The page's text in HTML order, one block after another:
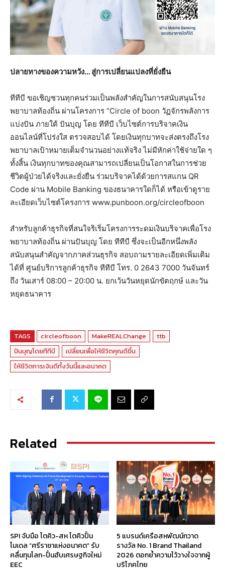
ปลายทางของความหวัง… สู่การเปลี่ยนแปลงที่ยั่งยืน
ทีทีบี ขอเชิญชวนทุกคนร่วมเป็นพลังสำคัญในการสนับสนุนโรง
พยาบาลท้องถิ่น ผ่านโครงการ “Circle of boon วัฏจักรพลังการ
แบ่งปัน ภายใต้ ปันบุญ โดย ทีทีบี เว็บไซต์การบริจาคเงิน
ออนไลน์ที่โปร่งใส ตรวจสอบได้ โดยเงินทุกบาทจะส่งตรงถึงโรง
พยาบาลเป้าหมายเต็มจำนวนอย่างแท้จริง ไม่มีหักค่าใช้จ่ายใด ๆ
ทั้งสิ้น เงินทุกบาทของคุณสามารถเปลี่ยนเป็นโอกาสในการช่วย
ชีวิตผู้ป่วยได้จริงและยั่งยืน ร่วมบริจาคได้ด้วยการสแกน QR
Code ผ่าน Mobile Banking ของธนาคารใดก็ได้ หรือเข้าดูราย
ละเอียดเว็บไซต์โครงการ www.punboon.org/circleofboon
สำหรับลูกค้าธุรกิจที่สนใจริเริ่มโครงการระดมเงินบริจาคเพื่อโรง
พยาบาลท้องถิ่น ผ่านปันบุญ โดย ทีทีบี ซึ่งจะเป็นอีกหนึ่งพลัง
สนับสนุนสำคัญจากภาคส่วนธุรกิจ สอบถามรายละเอียดเพิ่มเติม
ได้ที่ ศูนย์บริการลูกค้าธุรกิจ ทีทีบี โทร. 0 2643 7000 วันจันทร์
ถึง วันเสาร์ 08:00 – 20:00 น. ยกเว้นวันหยุดนักขัตฤกษ์ และวัน
หยุดธนาคาร
TAGS circleofboon MakeREALChange
ttb
ปันบุญโดยทีทีบี
เปลี่ยนเพื่อให้ชีวิตคุณดีขึ้น
ให้ชีวิตการเงินดีทั้งวันนี้และอนาคต
Related
SPI จับมือ โตคิว-สห โตคิวปั้น
โมเดล “ศรีราชาแห่งอนาคต” รับ
คลื่นทุนโลก-ปั้นฮับเศรษฐกิจใหม่
EEC
5 แบรนด์เครือสหพัฒน์กวาด
รางวัล No. 1 Brand Thailand
2026 ตอกย้ำความไว้วางใจจากผู้
บริโภคไทย